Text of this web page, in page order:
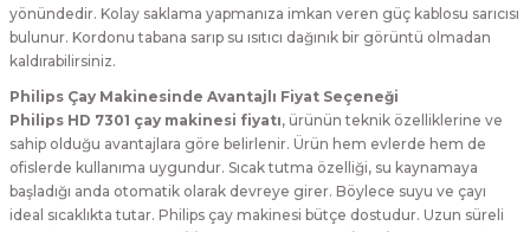
yönündedir. Kolay saklama yapmanıza imkan veren güç kablosu sarıcısı
bulunur. Kordonu tabana sarıp su ısıtıcı dağınık bir görüntü olmadan
kaldırabilirsiniz.
Philips Çay Makinesinde Avantajlı Fiyat Seçeneği
Philips HD 7301 çay makinesi fiyatı, ürünün teknik özelliklerine ve
sahip olduğu avantajlara göre belirlenir. Ürün hem evlerde hem de
ofislerde kullanıma uygundur. Sıcak tutma özelliği, su kaynamaya
başladığı anda otomatik olarak devreye girer. Böylece suyu ve çayı
ideal sıcaklıkta tutar. Philips çay makinesi bütçe dostudur. Uzun süreli